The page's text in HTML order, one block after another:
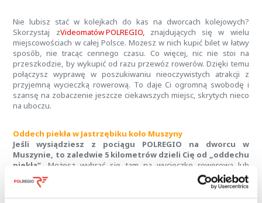
Nie lubisz stać w kolejkach do kas na dworcach kolejowych?
Skorzystaj zVideomatów POLREGIO,znajdujących się w wielu
miejscowościach w całej Polsce. Możesz w nich kupić bilet w łatwy
sposób, nie tracąc cennego czasu. Co więcej, nic nie stoi na
przeszkodzie, by wykupić od razu przewóz rowerów. Dzięki temu
połączysz wyprawę w poszukiwaniu nieoczywistych atrakcji z
przyjemną wycieczką rowerową. To daje Ci ogromną swobodę i
szansę na zobaczenie jeszcze ciekawszych miejsc, skrytych nieco
na uboczu.
Oddech piekła w Jastrzębiku koło Muszyny
Jeśli wysiądziesz z pociągu POLREGIO na dworcu w
Muszynie, to zaledwie 5 kilometrów dzieli Cię od „oddechu
piekła”.
Możesz wybrać się tam na wycieczkę rowerową lub
dłuższy spacer. W obu przypadkach czeka Cię miła wyprawa po
malowniczej okolicy. Aż trudno uwierzyć, że jej finałem jest dotarcie
do jednego z najbardziej mrocznych miejsc w Polsce.